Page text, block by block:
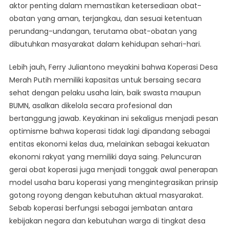
aktor penting dalam memastikan ketersediaan obat-
obatan yang aman, terjangkau, dan sesuai ketentuan
perundang-undangan, terutama obat-obatan yang
dibutuhkan masyarakat dalam kehidupan sehari-hari.
Lebih jauh, Ferry Juliantono meyakini bahwa Koperasi Desa
Merah Putih memiliki kapasitas untuk bersaing secara
sehat dengan pelaku usaha lain, baik swasta maupun
BUMN, asalkan dikelola secara profesional dan
bertanggung jawab. Keyakinan ini sekaligus menjadi pesan
optimisme bahwa koperasi tidak lagi dipandang sebagai
entitas ekonomi kelas dua, melainkan sebagai kekuatan
ekonomi rakyat yang memiliki daya saing. Peluncuran
gerai obat koperasi juga menjadi tonggak awal penerapan
model usaha baru koperasi yang mengintegrasikan prinsip
gotong royong dengan kebutuhan aktual masyarakat.
Sebab koperasi berfungsi sebagai jembatan antara
kebijakan negara dan kebutuhan warga di tingkat desa